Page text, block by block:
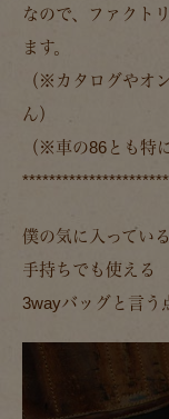
なので、ファクト
ます。
（※カタログやオ
ん）
（※車の86とも特
僕の気に入ってい
手持ちでも使える
3wayバッグと言う